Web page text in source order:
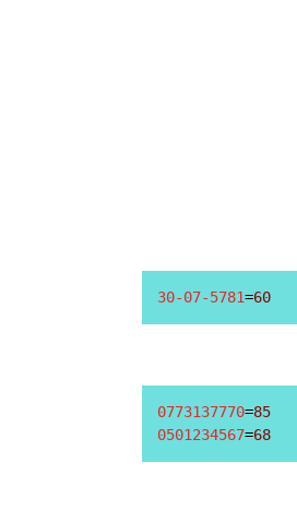
30-07-5781=60
0773137770=85
0501234567=68